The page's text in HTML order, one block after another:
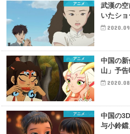
アニメ
武漢の
いたショ
アニメ
中国の
山」予告
アニメ
中国の
与小鈴